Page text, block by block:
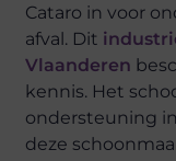
Cataro in voor
afval. Dit
Vlaanderen
kennis. Het
ondersteuning
deze